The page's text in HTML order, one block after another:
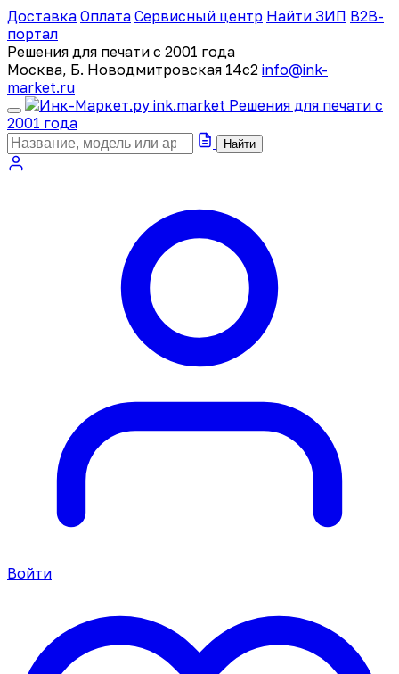
Доставка Оплата Сервисный центр Найти ЗИП B2B-
портал
Решения для печати с 2001 года
Москва, Б. Новодмитровская 14с2 info@ink-
market.ru
ink.market Решения для печати с
2001 года
Найти
Войти